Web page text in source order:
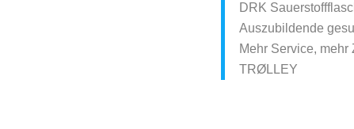
DRK
Auszubildende
Mehr Service, mehr
TRØLLEY